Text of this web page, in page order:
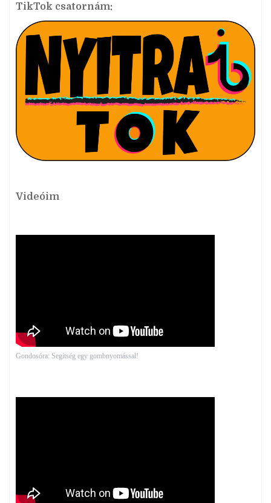
TikTok csatornám:
Videóim
Gondosóra: Segítség egy gombnyomással!